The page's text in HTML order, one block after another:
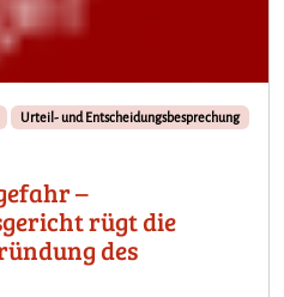
Urteil- und Entscheidungsbesprechung
–
rügt die
des